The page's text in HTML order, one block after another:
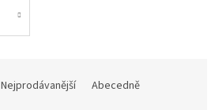
Nejprodávanější Abecedně